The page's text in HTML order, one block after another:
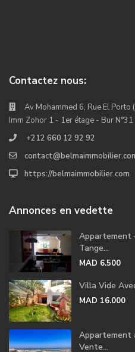
Contactez nous:
Av Mohammed 6, Rue El
Imm Zohor 1 - 1er étage - Bur
+212 660 12 92 92
https://belmaimmobilier.com
Annonces en vedette
Appartement
Tange...
MAD 6.500
Villa Vide
MAD 16.000
Appartement
Vente...